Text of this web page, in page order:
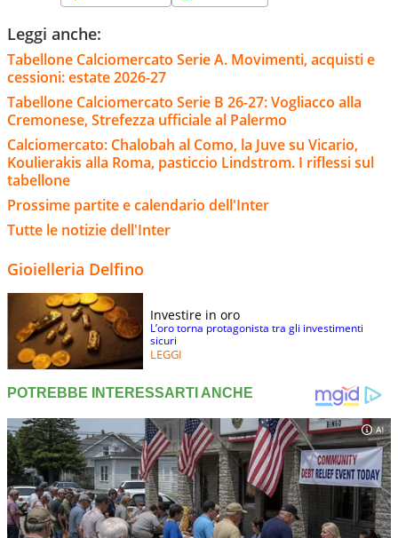
Leggi anche:
Tabellone Calciomercato Serie A. Movimenti, acquisti e
cessioni: estate 2026-27
Tabellone Calciomercato Serie B 26-27: Vogliacco alla
Cremonese, Strefezza ufficiale al Palermo
Calciomercato: Chalobah al Como, la Juve su Vicario,
Koulierakis alla Roma, pasticcio Lindstrom. I riflessi sul
tabellone
Prossime partite e calendario dell'Inter
Tutte le notizie dell'Inter
Gioielleria Delfino
Investire in oro
L’oro torna protagonista tra gli investimenti
sicuri
LEGGI